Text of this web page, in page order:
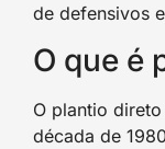
de defensivos
O que é
O plantio
década de